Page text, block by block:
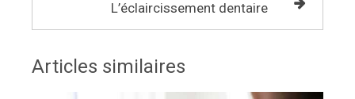
L’éclaircissement dentaire
Articles similaires